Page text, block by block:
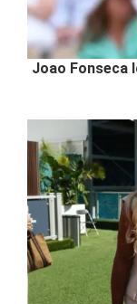
Joao Fonseca